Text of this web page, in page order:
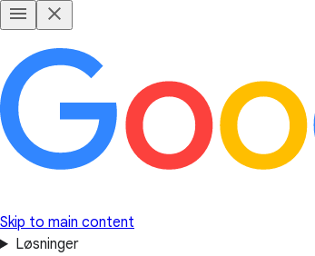
Skip to main content
Løsninger